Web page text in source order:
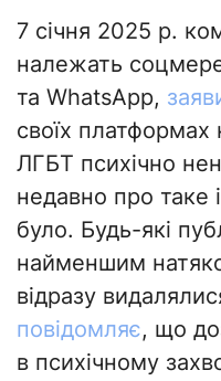
7 січня 2025 р.
належать
та WhatsApp,
своїх платформах
ЛГБТ психічно
недавно про
було. Будь-які
найменшим
відразу
повідомляє, що
в психічному